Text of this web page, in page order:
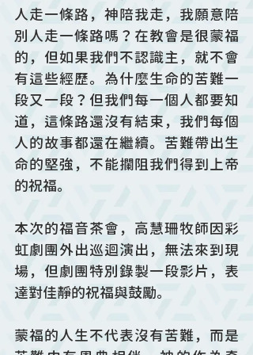
人走一條路，神陪我走，我願意陪
別人走一條路嗎？在教會是很蒙福
的，但如果我們不認識主，就不會
有這些經歷。為什麼生命的苦難一
段又一段？但我們每一個人都要知
道，這條路還沒有結束，我們每個
人的故事都還在繼續。苦難帶出生
命的堅強，不能攔阻我們得到上帝
的祝福。
本次的福音茶會，高慧珊牧師因彩
虹劇團外出巡迴演出，無法來到現
場，但劇團特別錄製一段影片，表
達對佳靜的祝福與鼓勵。
蒙福的人生不代表沒有苦難，而是